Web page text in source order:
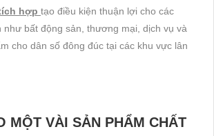
hợp tạo điều kiện thuận lợi cho các
như bất động sản, thương mại, dịch vụ và
cho dân số đông đúc tại các khu vực lân
MỘT VÀI SẢN PHẨM CHẤT